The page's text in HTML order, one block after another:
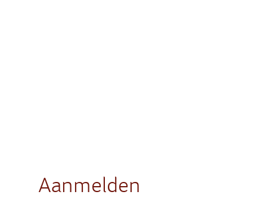
Aanmelden